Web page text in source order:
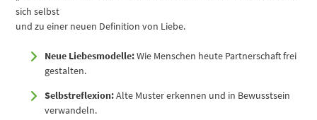
sich selbst
und zu einer neuen Definition von Liebe.
Neue Liebesmodelle:Wie Menschen heute Partnerschaft frei
gestalten.
Selbstreflexion:Alte Muster erkennen und in Bewusstsein
verwandeln.